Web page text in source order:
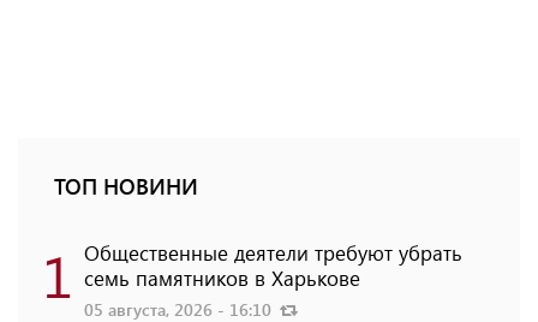
ТОП НОВИНИ
1 Общественные деятели требуют убрать
семь памятников в Харькове
05 августа, 2026 - 16:10